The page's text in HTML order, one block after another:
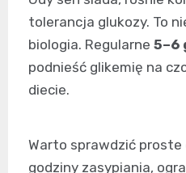
tolerancja glukozy. To
biologia. Regularne 5–6
podnieść glikemię na
diecie.
Warto sprawdzić proste
godziny zasypiania,